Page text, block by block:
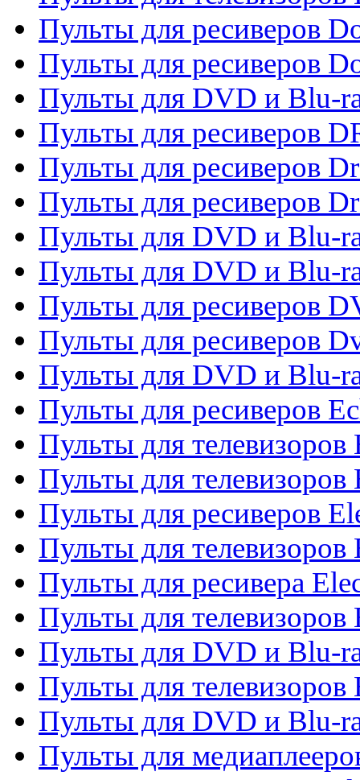
Пульты для ресиверов
Пульты для ресиверов
Пульты для DVD и Blu-
Пульты для ресиверов
Пульты для ресиверов
Пульты для ресиверов
Пульты для DVD и Blu-
Пульты для DVD и Blu-
Пульты для ресиверов
Пульты для ресиверов
Пульты для DVD и Blu-
Пульты для ресиверов
Пульты для телевизоров
Пульты для телевизоров
Пульты для ресиверов
Пульты для телевизоров
Пульты для ресивера
Пульты для телевизоров
Пульты для DVD и Blu-
Пульты для телевизоров
Пульты для DVD и Blu-
Пульты для